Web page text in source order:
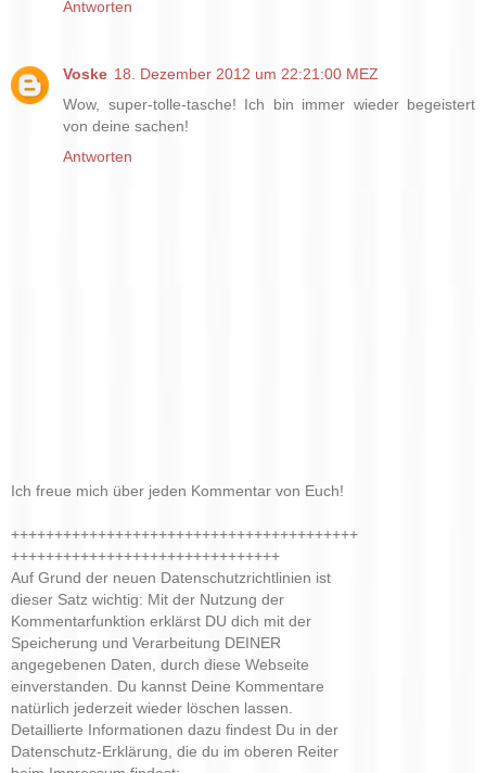
Antworten
Voske 18. Dezember 2012 um 22:21:00 MEZ
Wow, super-tolle-tasche! Ich bin immer wieder begeistert
von deine sachen!
Antworten
Ich freue mich über jeden Kommentar von Euch!
++++++++++++++++++++++++++++++++++++++++
+++++++++++++++++++++++++++++++
Auf Grund der neuen Datenschutzrichtlinien ist
dieser Satz wichtig: Mit der Nutzung der
Kommentarfunktion erklärst DU dich mit der
Speicherung und Verarbeitung DEINER
angegebenen Daten, durch diese Webseite
einverstanden. Du kannst Deine Kommentare
natürlich jederzeit wieder löschen lassen.
Detaillierte Informationen dazu findest Du in der
Datenschutz-Erklärung, die du im oberen Reiter